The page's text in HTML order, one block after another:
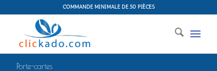
COMMANDE MINIMALE DE 50 PIÈCES
Porte-cartes